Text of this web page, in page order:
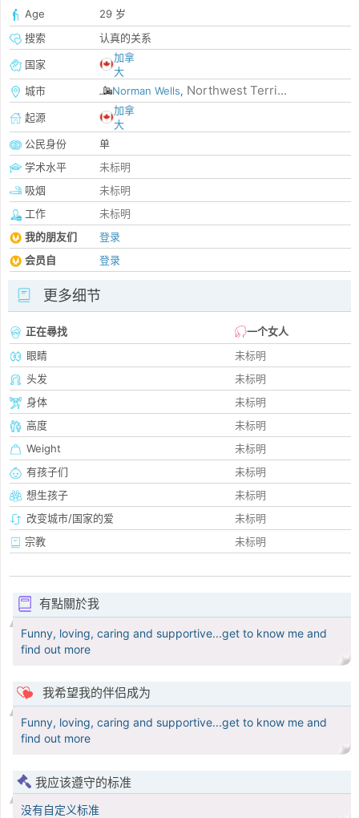
Age
29 岁
搜索
认真的关系
国家
加拿
大
城市
Norman Wells, Northwest Terri...
起源
加拿
大
公民身份
单
学术水平
未标明
吸烟
未标明
工作
未标明
我的朋友们
登录
会员自
登录
更多细节
正在尋找
一个女人
眼睛
未标明
头发
未标明
身体
未标明
高度
未标明
Weight
未标明
有孩子们
未标明
想生孩子
未标明
改变城市/国家的爱
未标明
宗教
未标明
有點關於我
Funny, loving, caring and supportive...get to know me and
find out more
我希望我的伴侣成为
Funny, loving, caring and supportive...get to know me and
find out more
我应该遵守的标准
没有自定义标准